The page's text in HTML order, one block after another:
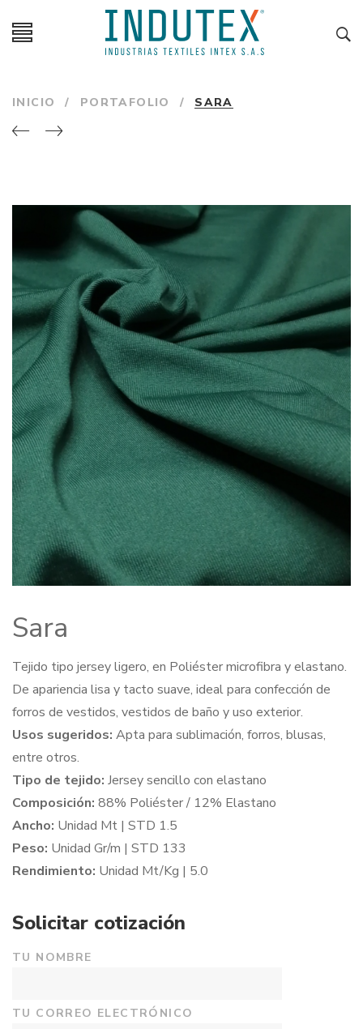
INICIO / PORTAFOLIO / SARA
Sara
Tejido tipo jersey ligero, en Poliéster microfibra y elastano.
De apariencia lisa y tacto suave, ideal para confección de
forros de vestidos, vestidos de baño y uso exterior.
Usos sugeridos: Apta para sublimación, forros, blusas,
entre otros.
Tipo de tejido: Jersey sencillo con elastano
Composición: 88% Poliéster / 12% Elastano
Ancho: Unidad Mt | STD 1.5
Peso: Unidad Gr/m | STD 133
Rendimiento: Unidad Mt/Kg | 5.0
Solicitar cotización
TU NOMBRE
TU CORREO ELECTRÓNICO